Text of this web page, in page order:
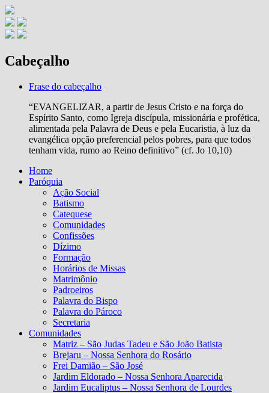
Cabeçalho
Frase do cabeçalho
“EVANGELIZAR, a partir de Jesus Cristo e na força do
Espírito Santo, como Igreja discípula, missionária e profética,
alimentada pela Palavra de Deus e pela Eucaristia, à luz da
evangélica opção preferencial pelos pobres, para que todos
tenham vida, rumo ao Reino definitivo” (cf. Jo 10,10)
Home
Paróquia
Ação Social
Batismo
Catequese
Comunidades
Confissões
Dízimo
Formação
Horários de Missas
Matrimônio
Padroeiros
Palavra do Bispo
Palavra do Pároco
Secretaria
Comunidades
Matriz – São Judas Tadeu e São João Batista
Brejaru – Nossa Senhora do Rosário
Frei Damião – São José
Jardim Eldorado – Nossa Senhora Aparecida
Jardim Eucaliptus – Nossa Senhora de Lourdes